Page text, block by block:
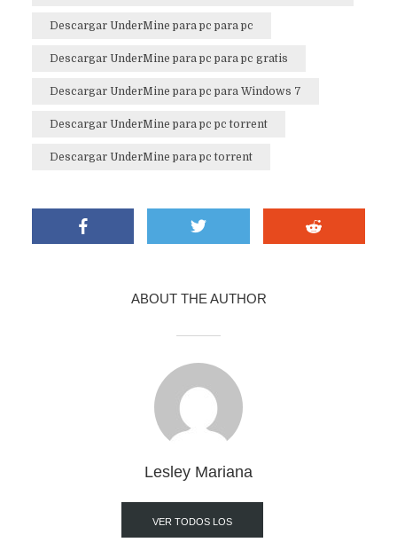
Descargar UnderMine para pc para pc
Descargar UnderMine para pc para pc gratis
Descargar UnderMine para pc para Windows 7
Descargar UnderMine para pc pc torrent
Descargar UnderMine para pc torrent
ABOUT THE AUTHOR
Lesley Mariana
VER TODOS LOS